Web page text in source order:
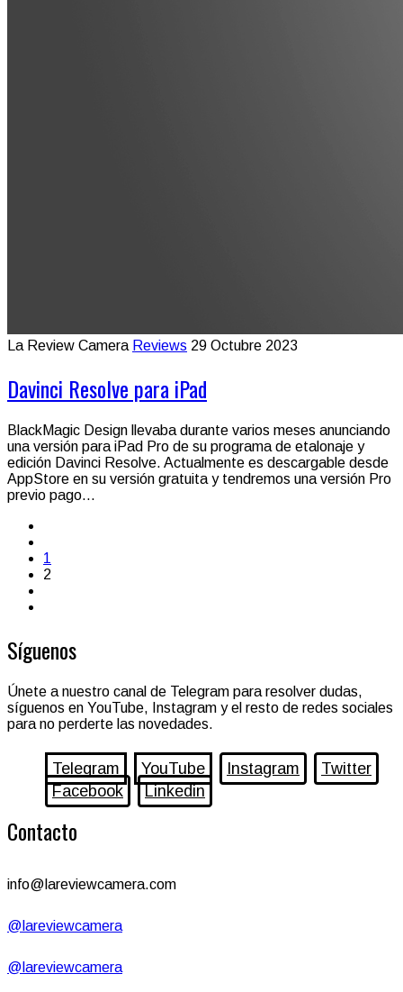
La Review Camera Reviews 29 Octubre 2023
Davinci Resolve para iPad
BlackMagic Design llevaba durante varios meses anunciando
una versión para iPad Pro de su programa de etalonaje y
edición Davinci Resolve. Actualmente es descargable desde
AppStore en su versión gratuita y tendremos una versión Pro
previo pago...
1
2
Síguenos
Únete a nuestro canal de Telegram para resolver dudas,
síguenos en YouTube, Instagram y el resto de redes sociales
para no perderte las novedades.
Telegram YouTube Instagram
Twitter
Facebook
Linkedin
Contacto
info@lareviewcamera.com
@lareviewcamera
@lareviewcamera